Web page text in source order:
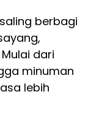
berbagi
dari
minuman
lebih